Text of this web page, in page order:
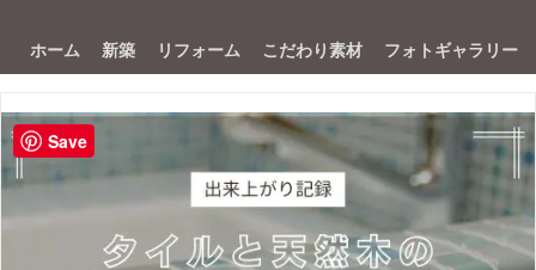
ホーム 新築 リフォーム こだわり素材 フォトギャラリー
Save